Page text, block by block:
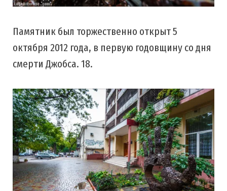
Памятник был торжественно открыт 5
октября 2012 года, в первую годовщину со дня
смерти Джобса. 18.